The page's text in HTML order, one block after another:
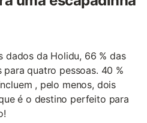
dados da Holidu, 66 % das
quatro pessoas. 40 %
, pelo menos, dois
é o destino perfeito para